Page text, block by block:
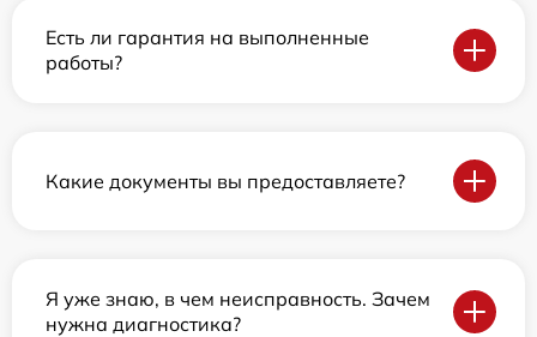
Есть ли гарантия на выполненные
работы?
Какие документы вы предоставляете?
Я уже знаю, в чем неисправность. Зачем
нужна диагностика?